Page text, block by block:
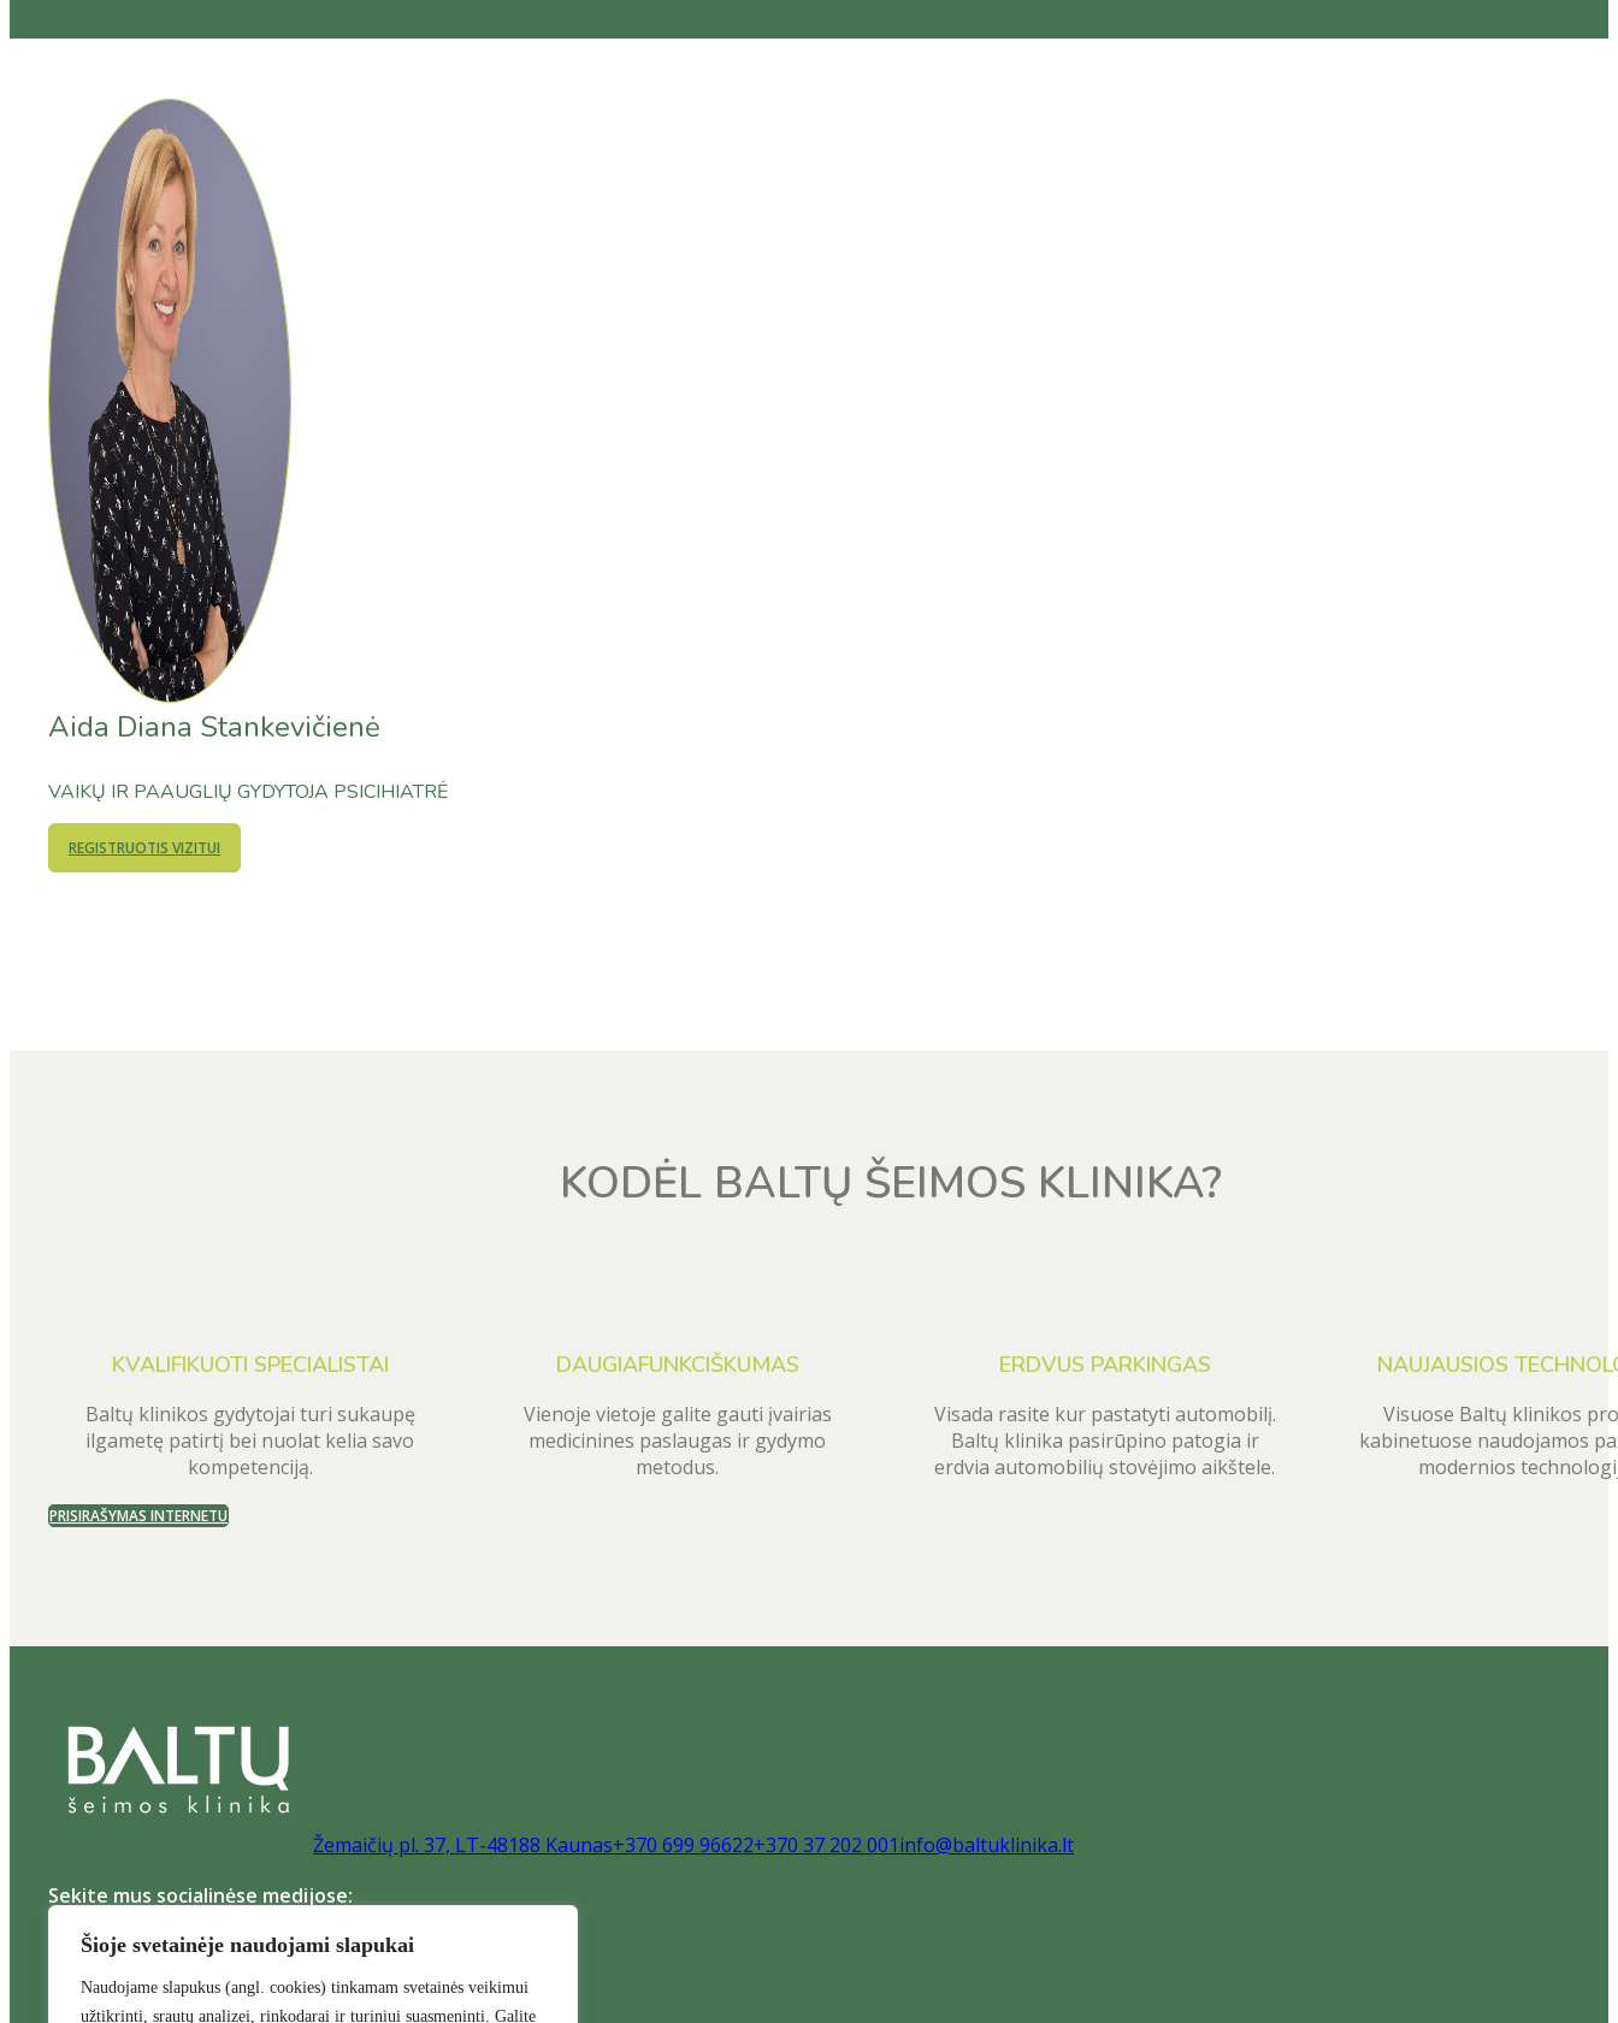
Šioje svetainėje naudojami slapukai
Naudojame slapukus (angl. cookies) tinkamam svetainės veikimui
užtikrinti, srautų analizei, rinkodarai ir turiniui suasmeninti. Galite
Aida Diana Stankevičienė
VAIKŲ IR PAAUGLIŲ GYDYTOJA PSICIHIATRĖ
REGISTRUOTIS VIZITUI
KODĖL BALTŲ ŠEIMOS KLINIKA?
KVALIFIKUOTI SPECIALISTAI
Baltų klinikos gydytojai turi sukaupę
ilgametę patirtį bei nuolat kelia savo
kompetenciją.
DAUGIAFUNKCIŠKUMAS
Vienoje vietoje galite gauti įvairias
medicinines paslaugas ir gydymo
metodus.
ERDVUS PARKINGAS
Visada rasite kur pastatyti automobilį.
Baltų klinika pasirūpino patogia ir
erdvia automobilių stovėjimo aikštele.
NAUJAUSIOS
Visuose Baltų klinikos
kabinetuose naudojamos
modernios
PRISIRAŠYMAS INTERNETU
Žemaičių pl. 37, LT-48188 Kaunas+370 699 96622+370 37 202 001info@baltuklinika.lt
Sekite mus socialinėse medijose: